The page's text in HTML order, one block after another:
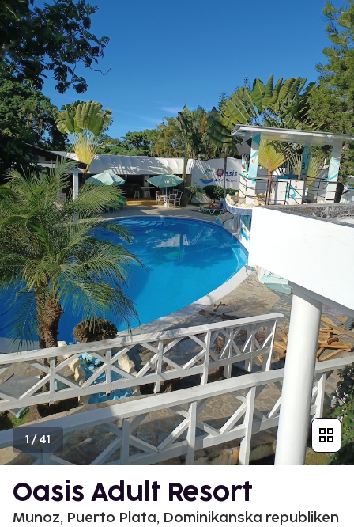
1/41
Oasis Adult Resort
Munoz, Puerto Plata, Dominikanska republiken